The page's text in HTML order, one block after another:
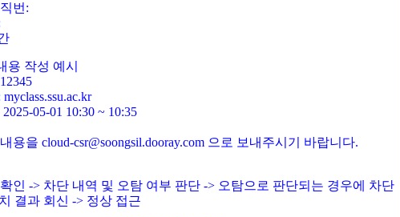
번:
용 작성 예시
05-01 10:30 ~ 10:35
용을 cloud-csr@soongsil.dooray.com 으로 보내주시기 바랍니다.
인 -> 차단 내역 및 오탐 여부 판단 -> 오탐으로 판단되는 경우에 차단
결과 회신 -> 정상 접근